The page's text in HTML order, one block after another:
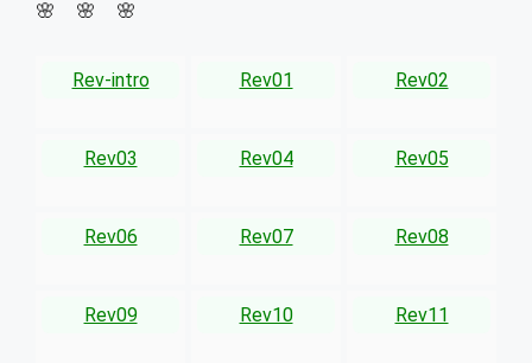
🌸 🌸 🌸
Rev-intro Rev01 Rev02
Rev03 Rev04 Rev05
Rev06 Rev07 Rev08
Rev09 Rev10 Rev11